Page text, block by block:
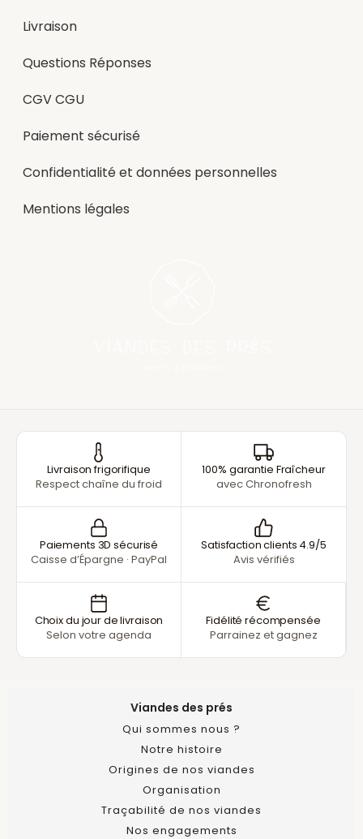
Livraison
Questions Réponses
CGV CGU
Paiement sécurisé
Confidentialité et données personnelles
Mentions légales
Livraison frigorifique
Respect chaîne du froid
100% garantie Fraîcheur
avec Chronofresh
Paiements 3D sécurisé
Caisse d’Épargne · PayPal
Satisfaction clients 4.9/5
Avis vérifiés
Choix du jour de livraison
Selon votre agenda
Fidélité récompensée
Parrainez et gagnez
Viandes des prés
Qui sommes nous ?
Notre histoire
Origines de nos viandes
Organisation
Traçabilité de nos viandes
Nos engagements